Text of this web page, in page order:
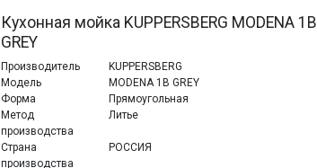
Кухонная мойка KUPPERSBERG MODENA 1B
GREY
Производитель
KUPPERSBERG
Модель
MODENA 1B GREY
Форма
Прямоугольная
Метод
производства
Литье
Страна
производства
РОССИЯ